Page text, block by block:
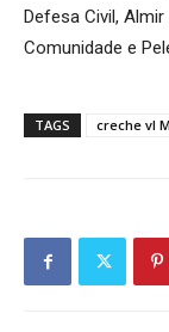
Defesa Civil,
Comunidade e
TAGS creche vl